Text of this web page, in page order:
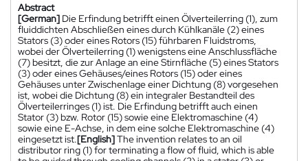
Abstract
[German] Die Erfindung betrifft einen Ölverteilerring (1), zum
fluiddichten Abschließen eines durch Kühlkanäle (2) eines
Stators (3) oder eines Rotors (15) führbaren Fluidstroms,
wobei der Ölverteilerring (1) wenigstens eine Anschlussfläche
(7) besitzt, die zur Anlage an eine Stirnfläche (5) eines Stators
(3) oder eines Gehäuses/eines Rotors (15) oder eines
Gehäuses unter Zwischenlage einer Dichtung (8) vorgesehen
ist, wobei die Dichtung (8) ein integraler Bestandteil des
Ölverteilerringes (1) ist. Die Erfindung betrifft auch einen
Stator (3) bzw. Rotor (15) sowie eine Elektromaschine (4)
sowie eine E-Achse, in dem eine solche Elektromaschine (4)
eingesetzt ist.[English]The invention relates to an oil
distributor ring (1) for terminating a flow of fluid, which is able